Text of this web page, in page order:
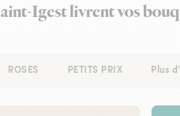
Igest livrent vos
ROSES PETITS PRIX Plus